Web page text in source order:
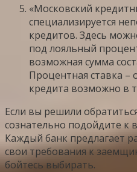
«Московский
специализируется
кредитов. Здесь
под лояльный
возможная сумма
Процентная ставка –
кредита возможно в
Если вы решили
сознательно подойдите к
Каждый банк предлагает
свои требования к
бойтесь выбирать.